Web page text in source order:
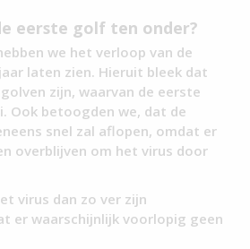
eerste golf ten onder?
we het verloop van de
laten zien. Hieruit bleek dat
zijn, waarvan de eerste
Ook betoogden we, dat de
snel zal aflopen, omdat er
overblijven om het virus door
virus dan zo ver zijn
er waarschijnlijk voorlopig geen